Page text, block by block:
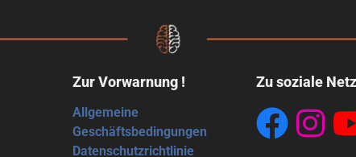
Zur Vorwarnung !
Allgemeine
Geschäftsbedingungen
Datenschutzrichtlinie
Zu soziale